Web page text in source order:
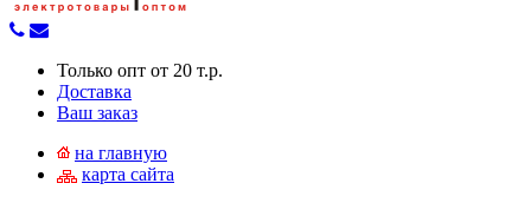
Только опт от 20 т.р.
Доставка
Ваш заказ
на главную
карта сайта